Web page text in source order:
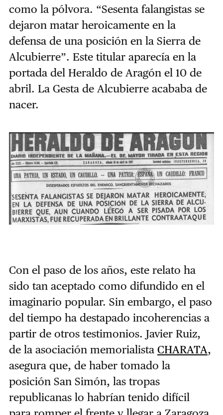
como la pólvora. “Sesenta falangistas se
dejaron matar heroicamente en la
defensa de una posición en la Sierra de
Alcubierre”. Este titular aparecía en la
portada del Heraldo de Aragón el 10 de
abril. La Gesta de Alcubierre acababa de
nacer.
Con el paso de los años, este relato ha
sido tan aceptado como difundido en el
imaginario popular. Sin embargo, el paso
del tiempo ha destapado incoherencias a
partir de otros testimonios. Javier Ruiz,
de la asociación memorialista CHARATA,
asegura que, de haber tomado la
posición San Simón, las tropas
republicanas lo habrían tenido difícil